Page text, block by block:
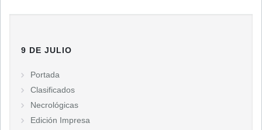
9 DE JULIO
Portada
Clasificados
Necrológicas
Edición Impresa